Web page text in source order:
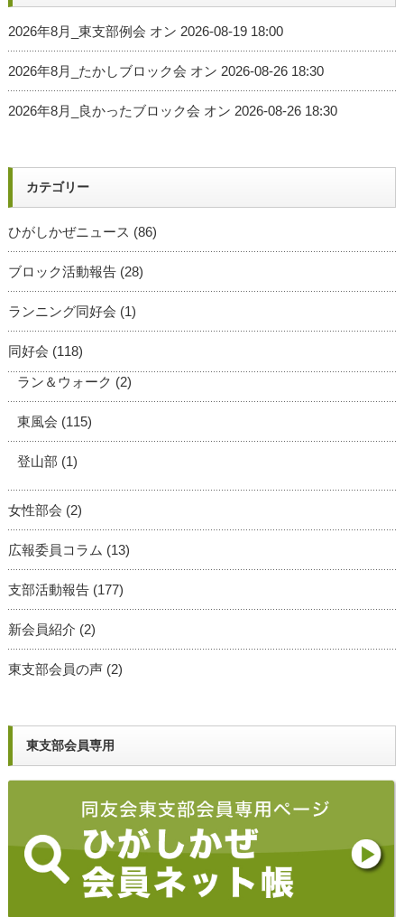
2026年8月_東支部例会 オン 2026-08-19 18:00
2026年8月_たかしブロック会 オン 2026-08-26 18:30
2026年8月_良かったブロック会 オン 2026-08-26 18:30
カテゴリー
ひがしかぜニュース (86)
ブロック活動報告(28)
ランニング同好会 (1)
同好会 (118)
ラン＆ウォーク (2)
東風会 (115)
登山部 (1)
女性部会 (2)
広報委員コラム (13)
支部活動報告(177)
新会員紹介 (2)
東支部会員の声(2)
東支部会員専用